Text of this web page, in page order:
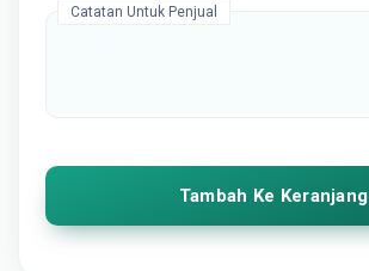
Catatan Untuk Penjual
Tambah Ke Keranjang